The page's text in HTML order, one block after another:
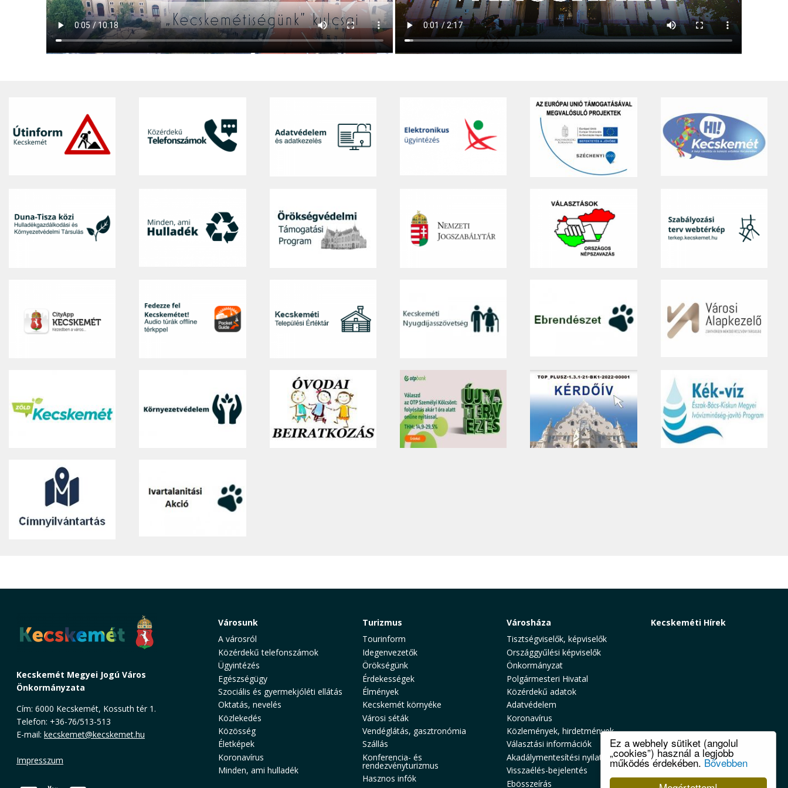
Ez a webhely sütiket (angolul
„cookies”) használ a legjobb
működés érdekében. Bővebben
Kecskemét Megyei Jogú Város
Önkormányzata
Cím: 6000 Kecskemét, Kossuth tér 1.
Telefon: +36-76/513-513
E-mail: kecskemet@kecskemet.hu
Impresszum
Városunk
A városról
Közérdekű telefonszámok
Ügyintézés
Egészségügy
Szociális és gyermekjóléti ellátás
Oktatás, nevelés
Közlekedés
Közösség
Életképek
Koronavírus
Minden, ami hulladék
Turizmus
Tourinform
Idegenvezetők
Örökségünk
Érdekességek
Élmények
Kecskemét környéke
Városi séták
Vendéglátás, gasztronómia
Szállás
Konferencia- és
rendezvényturizmus
Hasznos infók
Városháza
Tisztségviselők, képviselők
Országgyűlési képviselők
Önkormányzat
Polgármesteri Hivatal
Közérdekű adatok
Adatvédelem
Koronavírus
Közlemények, hirdetmények
Választási információk
Akadálymentesítési nyilatkozat
Visszaélés-bejelentés
Ebösszeírás
Kecskeméti Hírek